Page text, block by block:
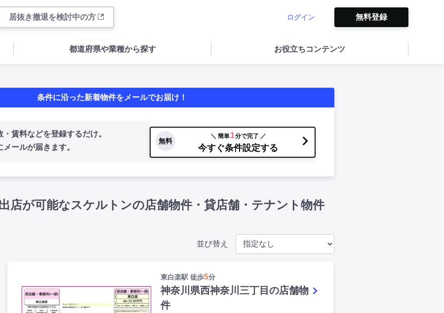
居抜き撤退を検討中の方 ログイン 無料登録
都道府県や業種から探す お役立ちコンテンツ
条件に沿った新着物件をメールでお届け！
・賃料などを登録するだけ。
ールが届きます。
無料
＼ 簡単1分で完了 ／
今すぐ条件設定する
店が可能なスケルトンの店舗物件・貸店舗・テナント物件
並び替え
東白楽駅 徒歩5分
神奈川県西神奈川三丁目の店舗物
件